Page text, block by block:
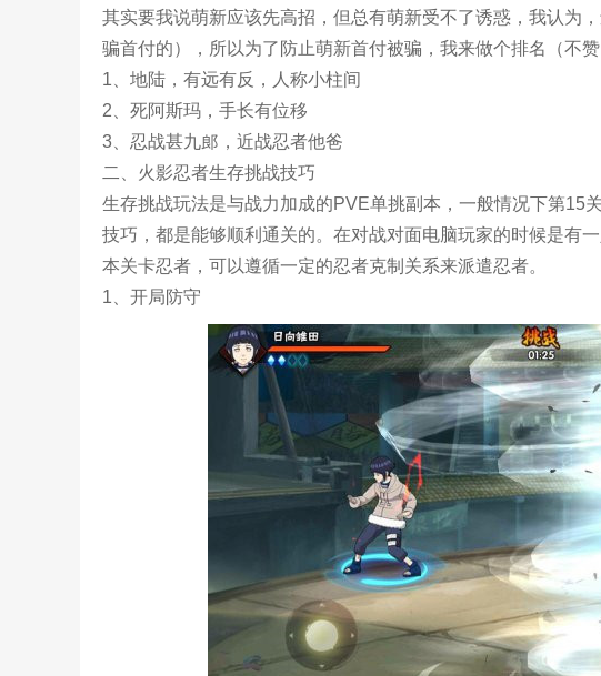
其实要我说萌新应该先高招，但总有萌新受不了诱惑，我认为
骗首付的），所以为了防止萌新首付被骗，我来做个排名（不赞
1、地陆，有远有反，人称小柱间
2、死阿斯玛，手长有位移
3、忍战甚九郎，近战忍者他爸
二、火影忍者生存挑战技巧
生存挑战玩法是与战力加成的PVE单挑副本，一般情况下第15
技巧，都是能够顺利通关的。在对战对面电脑玩家的时候是有
本关卡忍者，可以遵循一定的忍者克制关系来派遣忍者。
1、开局防守